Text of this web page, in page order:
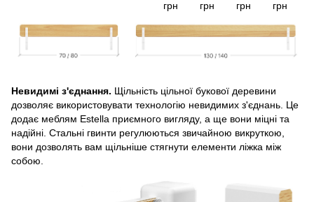
грн
грн
грн
грн
Невидимі з'єднання. Щільність цільної букової деревини
дозволяє використовувати технологію невидимих з'єднань. Це
додає меблям Estella приємного вигляду, а ще вони міцні та
надійні. Стальні гвинти регулюються звичайною викруткою,
вони дозволять вам щільніше стягнути елементи ліжка між
собою.